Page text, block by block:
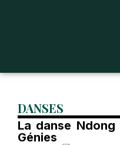
DANSES
La danse
Génies